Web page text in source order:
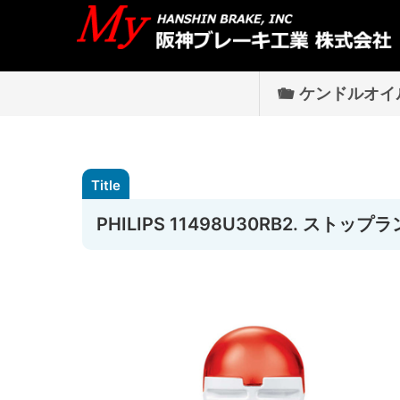
ケンドルオイ
PHILIPS 11498U30RB2. ストップ